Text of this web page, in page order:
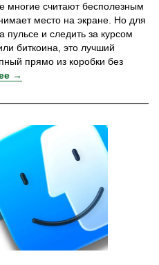
многие считают бесполезным
место на экране. Но для
пульсе и следить за курсом
биткоина, это лучший
прямо из коробки без
→